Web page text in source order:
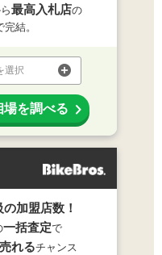
最高入札店の
結。
選択
場を調べる
加盟店数！
一括査定で
れるチャンス